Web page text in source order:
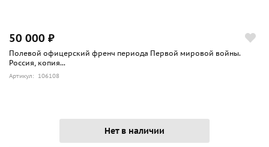
50 000 ₽
Полевой офицерский френч периода Первой мировой войны.
Россия, копия...
Артикул: 106108
Нет в наличии